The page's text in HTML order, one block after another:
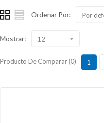
Ordenar Por: Por
Mostrar: 12
Producto De Comparar (0) 1